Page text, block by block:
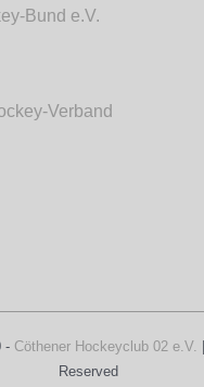
Bund e.V.
Verband
- Cöthener Hockeyclub 02 e.V.
Reserved